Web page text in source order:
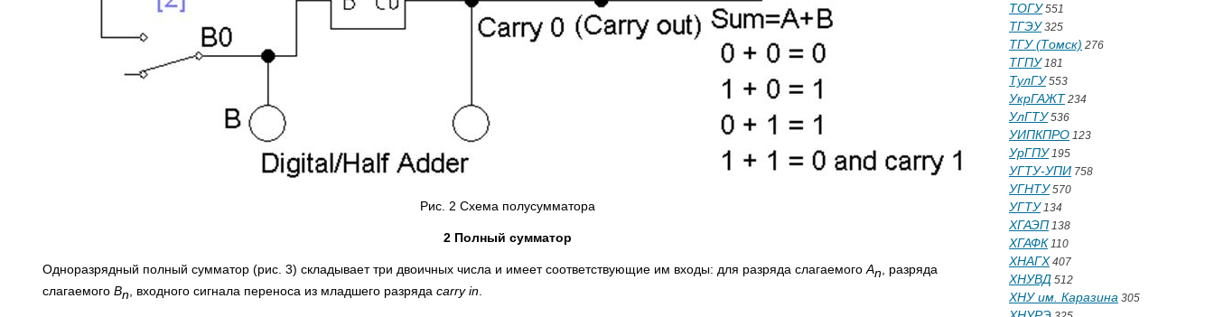
Рис. 2 Схема полусумматора
2 Полный сумматор
Одноразрядный полный сумматор (рис. 3) складывает три двоичных числа и имеет соответствующие им входы: для разряда слагаемого An , разряда
слагаемого Bn , входного сигнала переноса из младшего разряда carryin
ТОГУ551
ТГЭУ325
ТГУ (Томск) 276
ТГПУ181
ТулГУ553
УкрГАЖТ 234
УлГТУ536
УИПКПРО 123
УрГПУ195
УГТУ-УПИ 758
УГНТУ570
УГТУ134
ХГАЭП 138
ХГАФК 110
ХНАГХ 407
ХНУВД 512
ХНУ им. Каразина 305